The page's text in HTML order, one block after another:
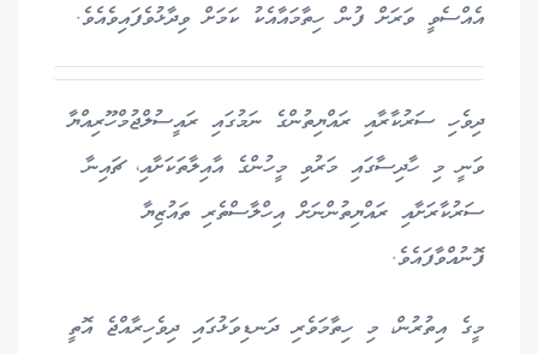
އެއްސެވީ ވަރަށް ފުން ހިތާމައާއެކު ކަމަށް ވިދާޅުވެފައިވެއެވެ.
ދިވެހި ސަރުކާރާއި ރައްޔިތުންގެ ނަމުގައި ރައީސުލްޖުމްހޫރިއްޔާ
ވަނީ މި ހާދިސާގައި މަރުވި މީހުންގެ އާއިލާތަކަށާއި، ޗައިނާ
ސަރުކާރަށާއި ރައްޔިތުންނަށް އިހްލާސްތެރި ތައުޒިޔާ
ފޮނުއްވާފައެވެ.
މީގެ އިތުރުން، މި ހިތާމަވެރި ދަނޑިވަޅުގައި ދިވެހިރާއްޖެ އޮތީ